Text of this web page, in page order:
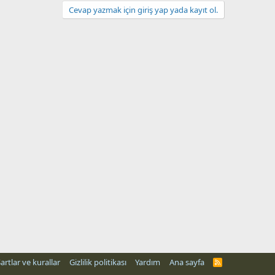
Cevap yazmak için giriş yap yada kayıt ol.
ve kurallar Gizlilik politikası Yardım Ana sayfa
R